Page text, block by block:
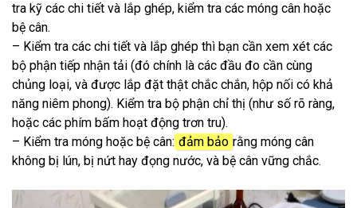
tra kỹ các chi tiết và lắp ghép, kiểm tra các móng cân hoặc
bệ cân.
– Kiểm tra các chi tiết và lắp ghép thì bạn cần xem xét các
bộ phận tiếp nhận tải (đó chính là các đầu đo cần cùng
chủng loại, và được lắp đặt thật chắc chắn, hộp nối có khả
năng niêm phong). Kiểm tra bộ phận chỉ thị (như số rõ ràng,
hoặc các phím bấm hoạt động trơn tru).
– Kiểm tra móng hoặc bệ cân: đảm bảo rằng móng cân
không bị lún, bị nứt hay đọng nước, và bệ cân vững chắc.